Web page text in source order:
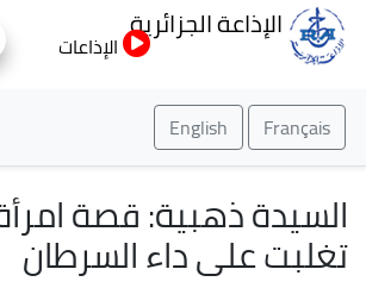
إلى
الإذاعة الجزائرية
الإذاعات
Français
English
السيدة ذهبية: قصة
تغلبت على داء السرطان